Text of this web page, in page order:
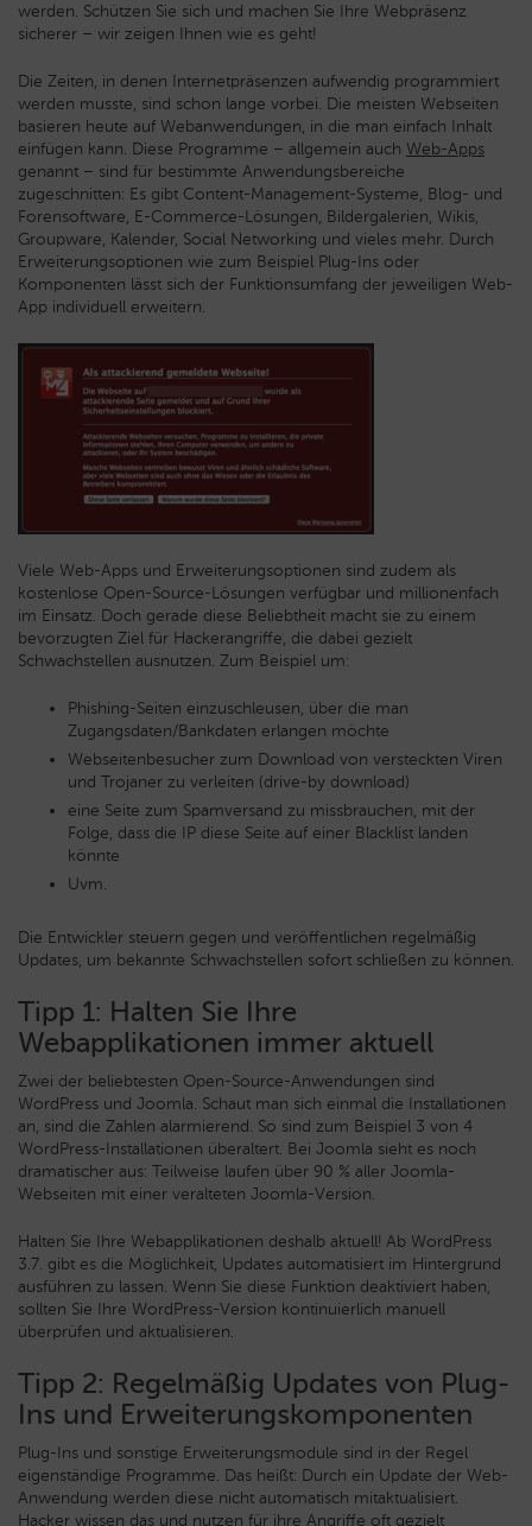
werden. Schützen Sie sich und machen Sie Ihre Webpräsenz
sicherer – wir zeigen Ihnen wie es geht!
Die Zeiten, in denen Internetpräsenzen aufwendig programmiert
werden musste, sind schon lange vorbei. Die meisten Webseiten
basieren heute auf Webanwendungen, in die man einfach Inhalt
einfügen kann. Diese Programme – allgemein auch Web-Apps
genannt – sind für bestimmte Anwendungsbereiche
zugeschnitten: Es gibt Content-Management-Systeme, Blog- und
Forensoftware, E-Commerce-Lösungen, Bildergalerien, Wikis,
Groupware, Kalender, Social Networking und vieles mehr. Durch
Erweiterungsoptionen wie zum Beispiel Plug-Ins oder
Komponenten lässt sich der Funktionsumfang der jeweiligen Web-
App individuell erweitern.
Viele Web-Apps und Erweiterungsoptionen sind zudem als
kostenlose Open-Source-Lösungen verfügbar und millionenfach
im Einsatz. Doch gerade diese Beliebtheit macht sie zu einem
bevorzugten Ziel für Hackerangriffe, die dabei gezielt
Schwachstellen ausnutzen. Zum Beispiel um:
Phishing-Seiten einzuschleusen, über die man
Zugangsdaten/Bankdaten erlangen möchte
Webseitenbesucher zum Download von versteckten Viren
und Trojaner zu verleiten (drive-by download)
eine Seite zum Spamversand zu missbrauchen, mit der
Folge, dass die IP diese Seite auf einer Blacklist landen
könnte
Uvm.
Die Entwickler steuern gegen und veröffentlichen regelmäßig
Updates, um bekannte Schwachstellen sofort schließen zu können.
Tipp 1: Halten Sie Ihre
Webapplikationen immer aktuell
Zwei der beliebtesten Open-Source-Anwendungen sind
WordPress und Joomla. Schaut man sich einmal die Installationen
an, sind die Zahlen alarmierend. So sind zum Beispiel 3 von 4
WordPress-Installationen überaltert. Bei Joomla sieht es noch
dramatischer aus: Teilweise laufen über 90 % aller Joomla-
Webseiten mit einer veralteten Joomla-Version.
Halten Sie Ihre Webapplikationen deshalb aktuell! Ab WordPress
3.7. gibt es die Möglichkeit, Updates automatisiert im Hintergrund
ausführen zu lassen. Wenn Sie diese Funktion deaktiviert haben,
sollten Sie Ihre WordPress-Version kontinuierlich manuell
überprüfen und aktualisieren.
Tipp 2: Regelmäßig Updates von Plug-
Ins und Erweiterungskomponenten
Plug-Ins und sonstige Erweiterungsmodule sind in der Regel
eigenständige Programme. Das heißt: Durch ein Update der Web-
Anwendung werden diese nicht automatisch mitaktualisiert.
Hacker wissen das und nutzen für ihre Angriffe oft gezielt